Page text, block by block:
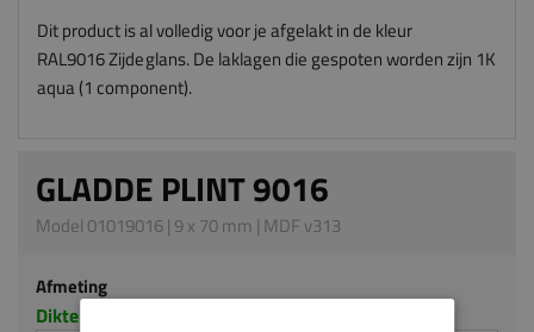
Dit product is al volledig voor je afgelakt in de kleur
RAL9016Zijdeglans.De laklagen die gespoten worden zijn 1K
aqua (1 component).
GLADDE PLINT 9016
Model 01019016 | 9 x 70 mm | MDF v313
Afmeting
Dikte x hoogte in millimeters